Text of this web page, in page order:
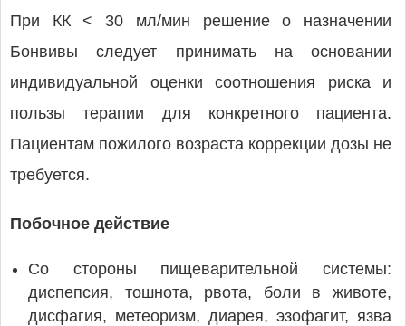
При КК < 30 мл/мин решение о назначении
Бонвивы следует принимать на основании
индивидуальной оценки соотношения риска и
пользы терапии для конкретного пациента.
Пациентам пожилого возраста коррекции дозы не
требуется.
Побочное действие
Со стороны пищеварительной системы:
диспепсия, тошнота, рвота, боли в животе,
дисфагия, метеоризм, диарея, эзофагит, язва